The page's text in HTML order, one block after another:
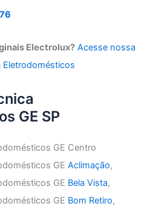
Electrolux? Acesse nossa
Eletrodomésticos
GE SP
GE Centro
GEAclimação,
GE Bela Vista,
GE Bom Retiro,